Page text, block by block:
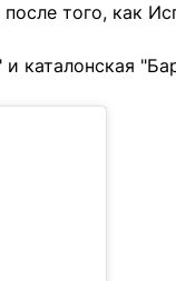
того, как
каталонская